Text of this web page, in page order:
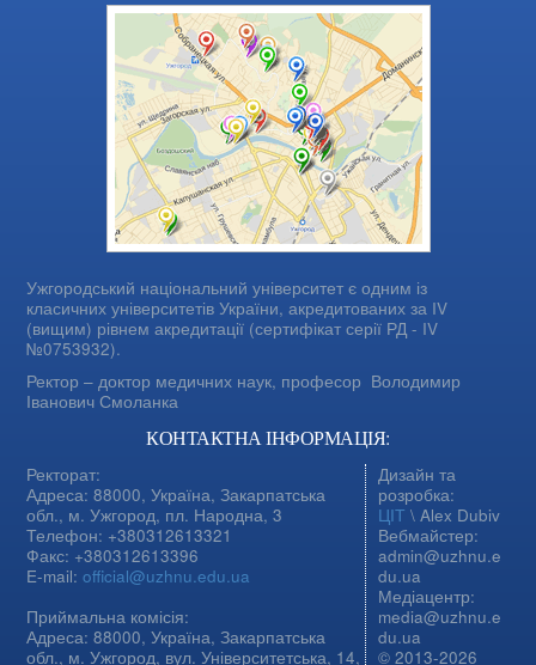
Ужгородський національний університет є одним із
класичних університетів України, акредитованих за IV
(вищим) рівнем акредитації (сертифікат серії РД - IV
№0753932).
Ректор – доктор медичних наук, професор Володимир
Іванович Смоланка
КОНТАКТНА ІНФОРМАЦІЯ:
Ректорат:
Адреса: 88000, Україна, Закарпатська
обл., м. Ужгород, пл. Народна, 3
Телефон: +380312613321
Факс: +380312613396
E-mail:official@uzhnu.edu.ua
Приймальна комісія:
Адреса: 88000, Україна, Закарпатська
обл., м. Ужгород, вул. Університетська, 14,
Дизайн та
розробка:
ЦІТ \ Alex Dubiv
Вебмайстер:
admin@uzhnu.e
du.ua
Медіацентр:
media@uzhnu.e
du.ua
© 2013-2026